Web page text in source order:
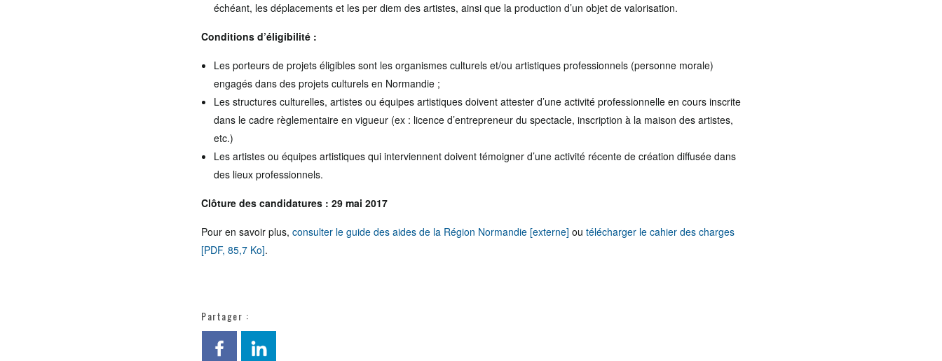
échéant, les déplacements et les per diem des artistes, ainsi que la production d’un objet de valorisation.
Conditions d’éligibilité :
Les porteurs de projets éligibles sont les organismes culturels et/ou artistiques professionnels (personne morale)
engagés dans des projets culturels en Normandie ;
Les structures culturelles, artistes ou équipes artistiques doivent attester d’une activité professionnelle en cours inscrite
dans le cadre règlementaire en vigueur (ex : licence d’entrepreneur du spectacle, inscription à la maison des artistes,
etc.)
Les artistes ou équipes artistiques qui interviennent doivent témoigner d’une activité récente de création diffusée dans
des lieux professionnels.
Clôture des candidatures : 29 mai 2017
Pour en savoir plus, consulter le guide des aides de la Région Normandie [externe] ou télécharger le cahier des charges
[PDF, 85,7 Ko].
Partager :